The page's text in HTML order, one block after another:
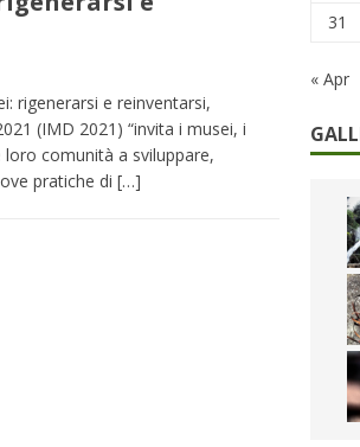
rigenerarsi e reinventarsi,
(IMD 2021) “invita i musei, i
comunità a sviluppare,
pratiche di […]
31
« Apr